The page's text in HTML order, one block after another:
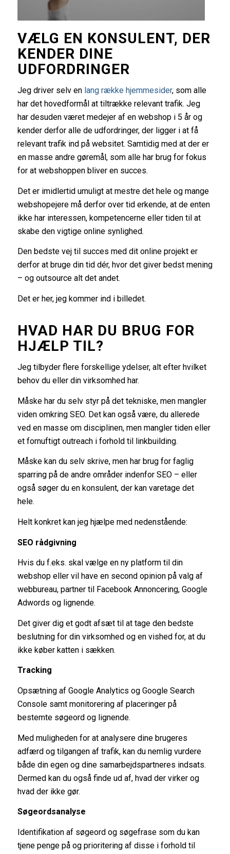
VÆLG EN KONSULENT, DER
KENDER DINE
UDFORDRINGER
Jeg driver selv en lang række hjemmesider, som alle
har det hovedformål at tiltrække relevant trafik. Jeg
har desuden været medejer af en webshop i 5 år og
kender derfor alle de udfordringer, der ligger i at få
relevant trafik ind på websitet. Samtidig med at der er
en masse andre gøremål, som alle har brug for fokus
for at webshoppen bliver en succes.
Det er imidlertid umuligt at mestre det hele og mange
webshopejere må derfor over tid erkende, at de enten
ikke har interessen, kompetencerne eller tiden til at
skabe den vigtige online synlighed.
Den bedste vej til succes med dit online projekt er
derfor at bruge din tid dér, hvor det giver bedst mening
– og outsource alt det andet.
Det er her, jeg kommer ind i billedet.
HVAD HAR DU BRUG FOR
HJÆLP TIL?
Jeg tilbyder flere forskellige ydelser, alt efter hvilket
behov du eller din virksomhed har.
Måske har du selv styr på det tekniske, men mangler
viden omkring SEO. Det kan også være, du allerede
ved en masse om disciplinen, men mangler tiden eller
et fornuftigt outreach i forhold til linkbuilding.
Måske kan du selv skrive, men har brug for faglig
sparring på de andre områder indenfor SEO – eller
også søger du en konsulent, der kan varetage det
hele.
Helt konkret kan jeg hjælpe med nedenstående:
SEO rådgivning
Hvis du f.eks. skal vælge en ny platform til din
webshop eller vil have en second opinion på valg af
webbureau, partner til Facebook Annoncering, Google
Adwords og lignende.
Det giver dig et godt afsæt til at tage den bedste
beslutning for din virksomhed og en vished for, at du
ikke køber katten i sækken.
Tracking
Opsætning af Google Analytics og Google Search
Console samt monitorering af placeringer på
bestemte søgeord og lignende.
Med muligheden for at analysere dine brugeres
adfærd og tilgangen af trafik, kan du nemlig vurdere
både din egen og dine samarbejdspartneres indsats.
Dermed kan du også finde ud af, hvad der virker og
hvad der ikke gør.
Søgeordsanalyse
Identifikation af søgeord og søgefrase som du kan
tjene penge på og prioritering af disse i forhold til